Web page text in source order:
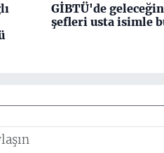
GİBTÜ'de geleceğin
şefleri usta isimle